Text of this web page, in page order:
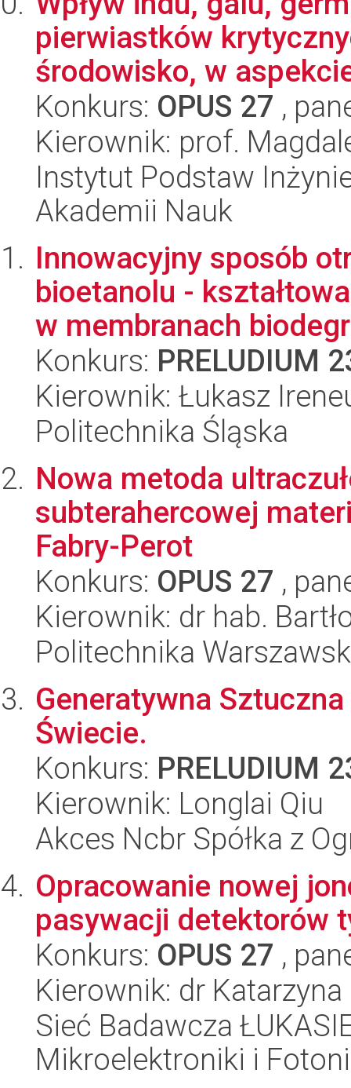
pierwiastków
środowisko, w
Konkurs: OPUS 27 ,
Kierownik: prof.
Instytut Podstaw
Akademii Nauk
Innowacyjny sposób
bioetanolu -
w membranach
Konkurs: PRELUDIUM
Kierownik: Łukasz
Politechnika Śląska
Nowa metoda
subterahercowej
Fabry-Perot
Konkurs: OPUS 27 ,
Kierownik: dr hab.
Politechnika
Generatywna
Świecie.
Konkurs: PRELUDIUM
Kierownik: Longlai Qiu
Akces Ncbr Spółka z
Opracowanie nowej
pasywacji detektorów
Konkurs: OPUS 27 ,
Kierownik: dr
Sieć Badawcza
Mikroelektroniki i